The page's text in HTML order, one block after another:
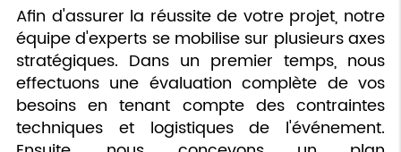
Afin d'assurer la réussite de votre projet, notre
équipe d'experts se mobilise sur plusieurs axes
stratégiques. Dans un premier temps, nous
effectuons une évaluation complète de vos
besoins en tenant compte des contraintes
techniques et logistiques de l'événement.